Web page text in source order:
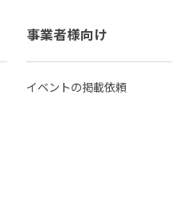
事業者様向け
イベントの掲載依頼